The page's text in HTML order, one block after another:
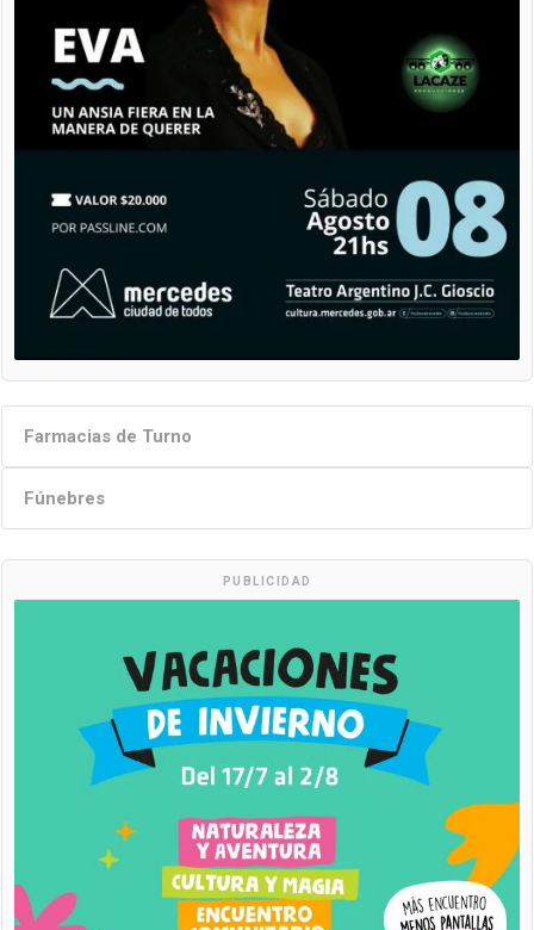
Farmacias de Turno
Fúnebres
PUBLICIDAD